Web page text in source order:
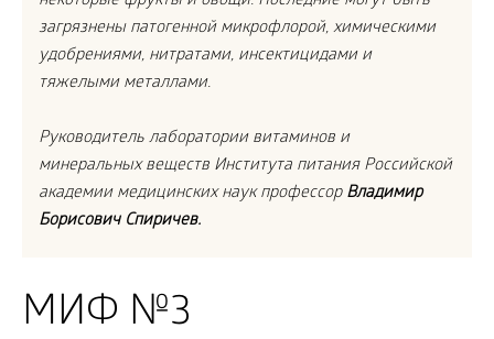
загрязнены патогенной микрофлорой, химическими
удобрениями, нитратами, инсектицидами и
тяжелыми металлами.
Руководитель лаборатории витаминов и
минеральных веществ Института питания Российской
академии медицинских наук профессор Владимир
Борисович Спиричев.
МИФ №3